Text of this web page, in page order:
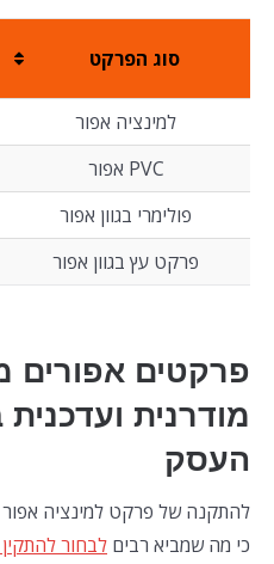
סוג הפרקט
למינציה אפור
PVC אפור
פולימרי בגוון אפור
פרקט עץ בגוון אפור
פרקטים אפורים
מודרנית
העסק
להתקנה של פרקט למינציה
כי מה שמביא רבים לבחור